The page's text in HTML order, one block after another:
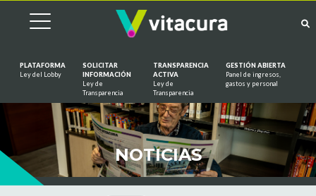
PLATAFORMA
Ley del Lobby
SOLICITAR
INFORMACIÓN
Ley de
Transparencia
TRANSPARENCIA
ACTIVA
Ley de
Transparencia
GESTIÓN ABIERTA
Panel de ingresos,
gastos y personal
NOTICIAS